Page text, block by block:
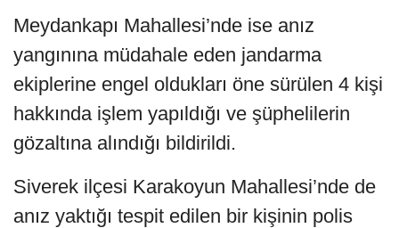
Meydankapı Mahallesi’nde ise anız
yangınına müdahale eden jandarma
ekiplerine engel oldukları öne sürülen 4 kişi
hakkında işlem yapıldığı ve şüphelilerin
gözaltına alındığı bildirildi.
Siverek ilçesi Karakoyun Mahallesi’nde de
anız yaktığı tespit edilen bir kişinin polis